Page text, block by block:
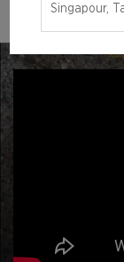
Singapour,